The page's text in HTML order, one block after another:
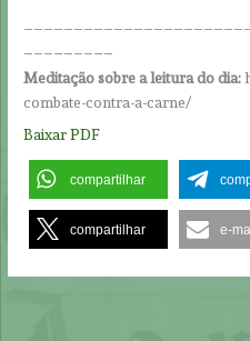
Meditação sobre a leitura do dia:
combate-contra-a-carne/
Baixar PDF
compartilhar
compartilhar e-